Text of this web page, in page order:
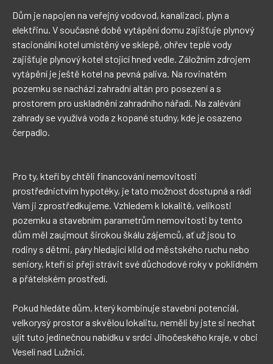
Dům je napojen na veřejný vodovod, kanalizaci, plyn a
elektřinu. V současné době vytápění domu zajišťuje plynový
stacionální kotel umístěný ve sklepě, ohřev teplé vody
zajišťuje plynový kotel stojící hned vedle. Záložním zdrojem
vytápění je ještě kotel na pevná paliva. Na rovinatém
pozemku se nachází zahradní altán pro posezení a s
prostorem pro uskladnění zahradního nářadí. Na zalévání
zahrady se využívá voda z kopané studny, kde je osazeno
čerpadlo.
Pro ty, kteří by chtěli financování nemovitosti
prostřednictvím hypotéky, je tato možnost dostupná a rádi
Vám ji zprostředkujeme. Vzhledem k lokalitě, velikosti
pozemku a stavebním parametrům nemovitosti by tento
dům měl zaujmout širokou škálu zájemců, ať už jsou to
rodiny s dětmi, páry hledající klid od městského ruchu nebo
seniory, kteří si přejí strávit své důchodové roky v poklidném
a přátelském prostředí.
Pokud hledáte dům, který kombinuje stavební potenciál,
velkorysý prostor a skvělou lokalitu, neměli by jste si nechat
ujít tuto jedinečnou nabídku v srdci Jihočeského kraje, v obci
Veselí nad Lužnicí.